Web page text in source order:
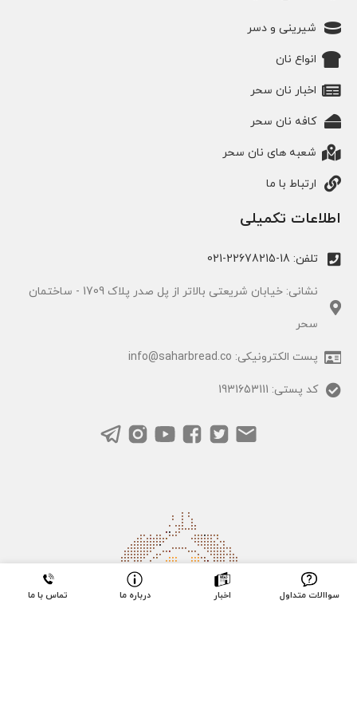
شیرینی و دسر
انواع نان
اخبار نان سحر
کافه نان سحر
شعبه های نان سحر
ارتباط با ما
اطلاعات تکمیلی
تلفن: 18-22678215-021
نشانی: خیابان شریعتی بالاتر از پل صدر پلاک 1709 - ساختمان
سحر
پست الکترونیکی: info@saharbread.co
کد پستی: 1931653111
سواالات متداول اخبار درباره ما تماس با ما